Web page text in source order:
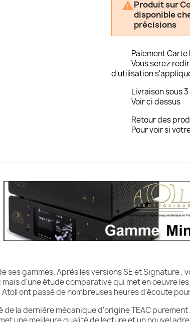
Produit sur
disponible
précisions
Paiement Carte
Vous serez
d'utilisation
Livraison sous
Voir ci dessus
Retour des
Pour voir si
ses gammes. Après les versions SE et Signature ,
d'une étude comparative qui met en oeuvre
ont passé de nombreuses heures d'écoute
de la dernière mécanique d'origine TEAC